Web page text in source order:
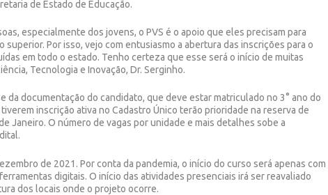
de Estado de Educação.
especialmente dos jovens, o PVS é o apoio que eles precisam para
Por isso, vejo com entusiasmo a abertura das inscrições para o
em todo o estado. Tenho certeza que esse será o início de muitas
Tecnologia e Inovação, Dr. Serginho.
da documentação do candidato, que deve estar matriculado no 3° ano do
inscrição ativa no Cadastro Único terão prioridade na reserva de
Janeiro. O número de vagas por unidade e mais detalhes sobe a
de 2021. Por conta da pandemia, o início do curso será apenas com
digitais. O início das atividades presenciais irá ser reavaliado
dos locais onde o projeto ocorre.